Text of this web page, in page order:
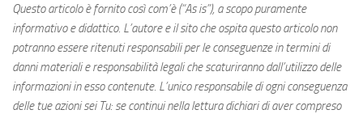
Questo articolo è fornito così com’è (“As is”), a scopo puramente
informativo e didattico. L’autore e il sito che ospita questo articolo non
potranno essere ritenuti responsabili per le conseguenze in termini di
danni materiali e responsabilità legali che scaturiranno dall’utilizzo delle
informazioni in esso contenute. L’unico responsabile di ogni conseguenza
delle tue azioni sei Tu: se continui nella lettura dichiari di aver compreso